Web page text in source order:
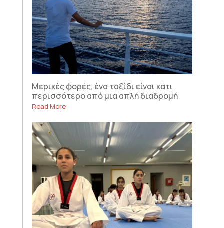
Μερικές φορές, ένα ταξίδι είναι κάτι
περισσότερο από μια απλή διαδρομή
Read More